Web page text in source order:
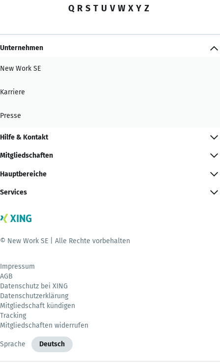
Q R S T U V W X Y Z
Unternehmen
New Work SE
Karriere
Presse
Hilfe & Kontakt
Mitgliedschaften
Hauptbereiche
Services
© New Work SE | Alle Rechte vorbehalten
Impressum
AGB
Datenschutz bei XING
Datenschutzerklärung
Mitgliedschaft kündigen
Tracking
Mitgliedschaften widerrufen
Sprache Deutsch